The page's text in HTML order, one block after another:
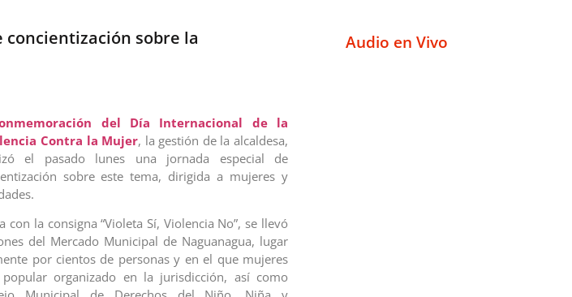
concientización sobre la
del Día Internacional de la
Contra la Mujer, la gestión de la alcaldesa,
el pasado lunes una jornada especial de
sobre este tema, dirigida a mujeres y
con la consigna “Violeta Sí, Violencia No”, se llevó
del Mercado Municipal de Naguanagua, lugar
por cientos de personas y en el que mujeres
organizado en la jurisdicción, así como
Audio en Vivo